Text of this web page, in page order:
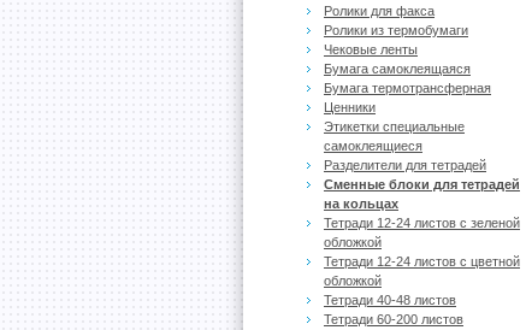
Ролики для факса
Ролики из термобумаги
Чековые ленты
Бумага самоклеящаяся
Бумага термотрансферная
Ценники
Этикетки специальные
самоклеящиеся
Разделители для тетрадей
Сменные блоки для тетрадей
на кольцах
Тетради 12-24 листов с зеленой
обложкой
Тетради 12-24 листов с цветной
обложкой
Тетради 40-48 листов
Тетради 60-200 листов